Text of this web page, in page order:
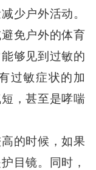
少户外活动。
免户外的体育
够见到过敏的
过敏症状的加
，甚至是哮喘
的时候，如果
目镜。同时，